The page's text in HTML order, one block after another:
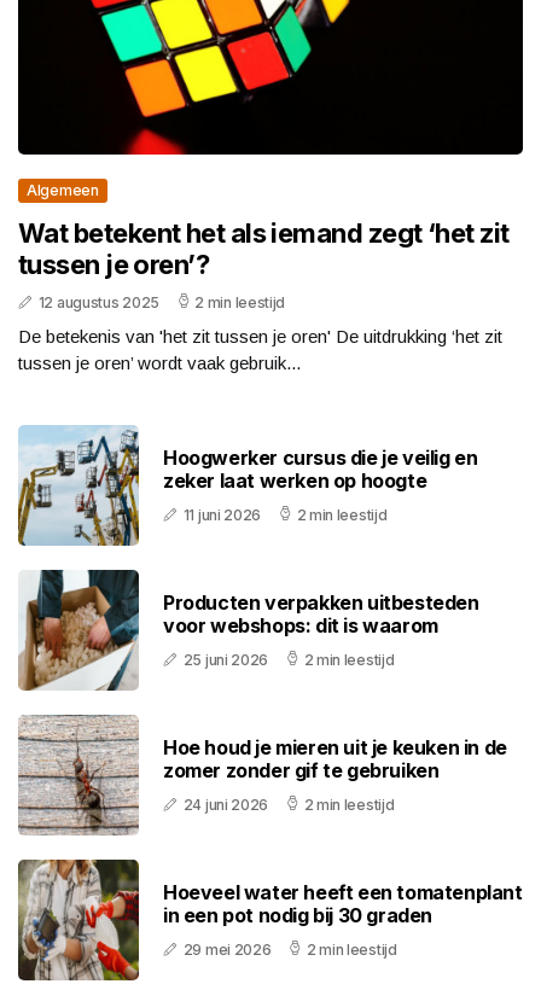
Algemeen
Wat betekent het als iemand zegt ‘het zit
tussen je oren’?
12 augustus 2025 2 min leestijd
De betekenis van 'het zit tussen je oren' De uitdrukking ‘het zit
tussen je oren’ wordt vaak gebruik...
Hoogwerker cursus die je veilig en
zeker laat werken op hoogte
11 juni 2026 2 min leestijd
Producten verpakken uitbesteden
voor webshops: dit is waarom
25 juni 2026 2 min leestijd
Hoe houd je mieren uit je keuken in de
zomer zonder gif te gebruiken
24 juni 2026 2 min leestijd
Hoeveel water heeft een tomatenplant
in een pot nodig bij 30 graden
29 mei 2026 2 min leestijd